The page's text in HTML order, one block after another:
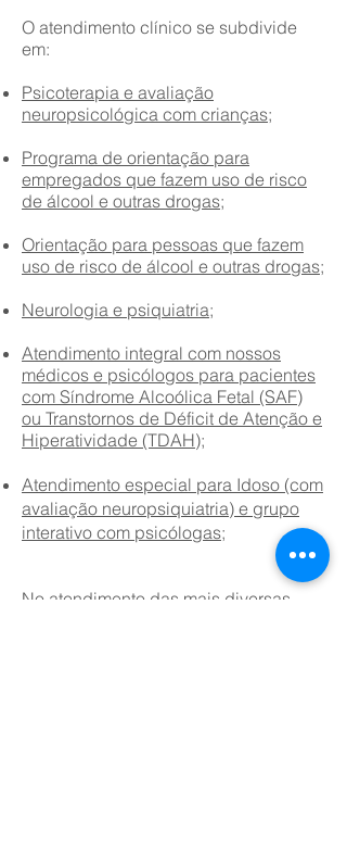
O atendimento clínico se subdivide
em:
Psicoterapia e avaliação
neuropsicológica com crianças;
Programa de orientação para
empregados que fazem uso de risco
de álcool e outras drogas;
Orientação para pessoas que fazem
uso de risco de álcool e outras drogas;
Neurologia e psiquiatria;
Atendimento integral com nossos
médicos e psicólogos para pacientes
com Síndrome Alcoólica Fetal (SAF)
ou Transtornos de Déficit de Atenção e
Hiperatividade (TDAH);
Atendimento especial para Idoso (com
avaliação neuropsiquiatria) e grupo
interativo com psicólogas;
No atendimento das mais diversas